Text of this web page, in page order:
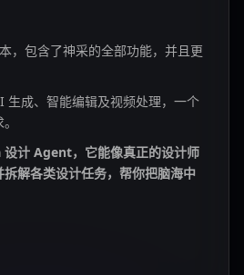
，包含了神采的全部功能，并且更
生成、智能编辑及视频处理，一个
计 Agent，它能像真正的设计师
解各类设计任务，帮你把脑海中